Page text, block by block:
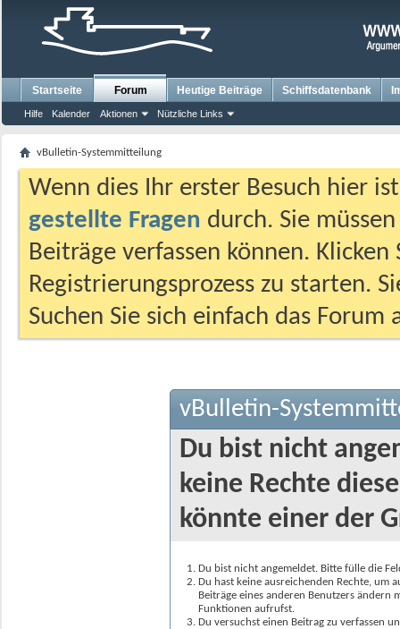
Startseite Forum
Hilfe Kalender Aktionen Nützliche Links
Heutige Beiträge Schiffsdatenbank
vBulletin-Systemmitteilung
Wenn dies Ihr erster Besuch hier
gestellte Fragen durch. Sie
Beiträge verfassen können.
Registrierungsprozess zu starten.
Suchen Sie sich einfach das
vBulletin-
Du bist nicht
keine Rechte
könnte einer der
Du bist nicht angemeldet. Bitte fülle die
Du hast keine ausreichenden Rechte, um
Beiträge eines anderen Benutzers
Funktionen aufrufst.
Du versuchst einen Beitrag zu verfassen